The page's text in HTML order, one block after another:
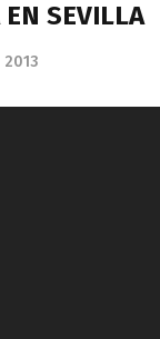
SEVILLA